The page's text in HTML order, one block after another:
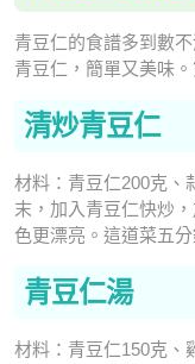
青豆仁的食譜多到數
青豆仁，簡單又美味
清炒青豆仁
材料：青豆仁200克、
末，加入青豆仁快炒
色更漂亮。這道菜五
青豆仁湯
材料：青豆仁150克、